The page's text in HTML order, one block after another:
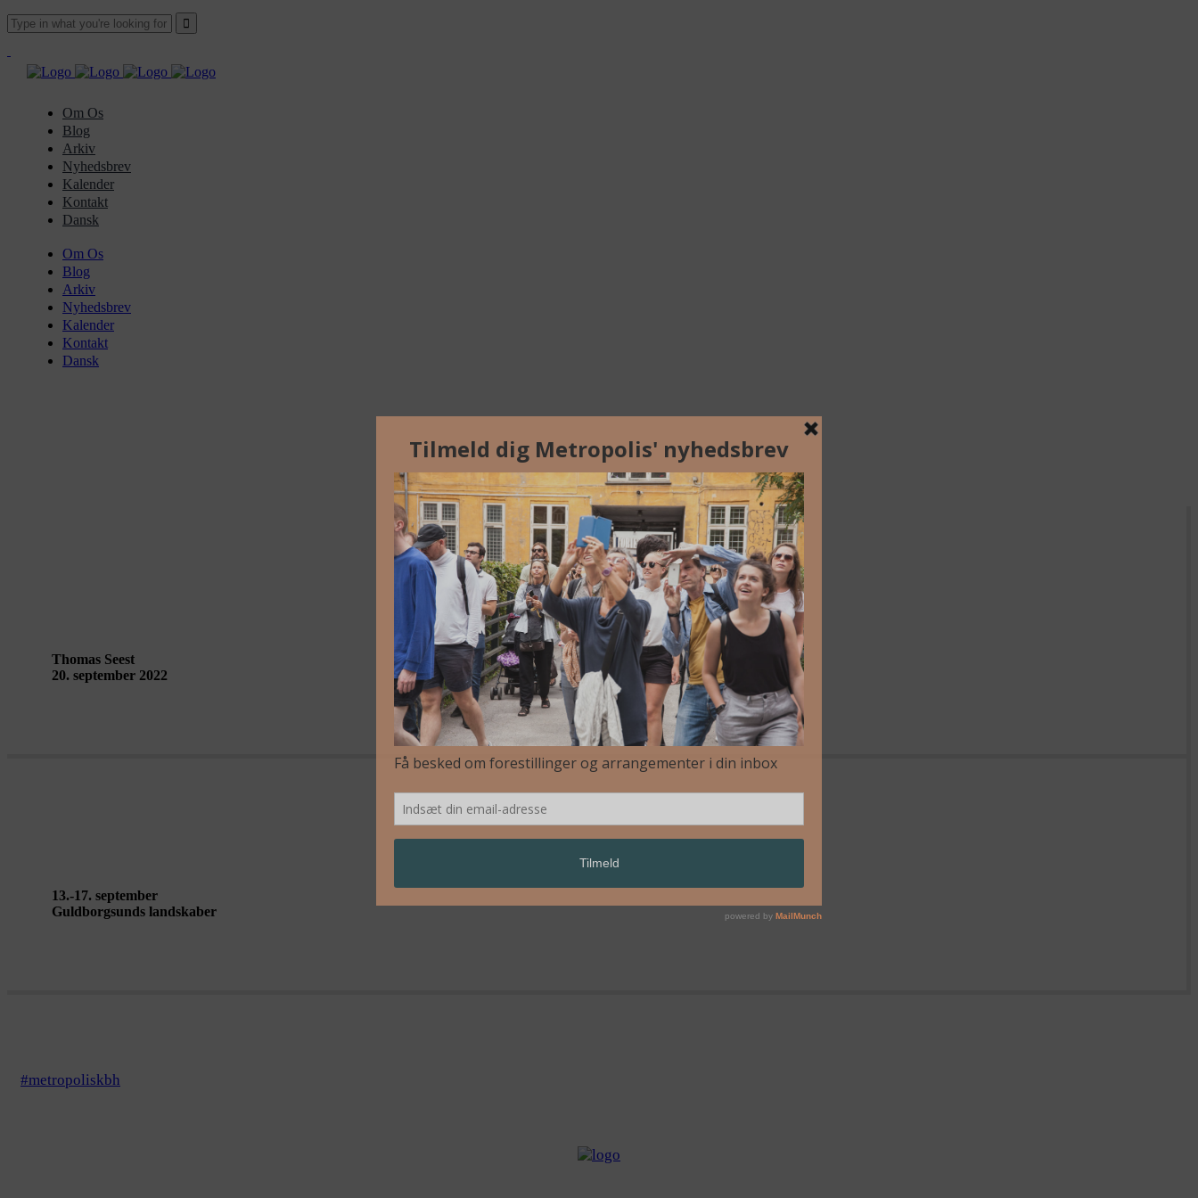
Om Os
Blog
Arkiv
Nyhedsbrev
Kalender
Kontakt
Dansk
Om Os
Blog
Arkiv
Nyhedsbrev
Kalender
Kontakt
Dansk
Tingenes Råd i Guldborgsund – Talking Landscapes
Thomas Seest
20. september 2022
13.-17. september
Guldborgsunds landskaber
#metropoliskbh